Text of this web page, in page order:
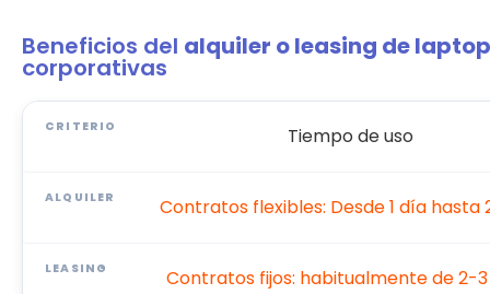
Beneficios del alquiler o leasing de
corporativas
Tiempo de uso
Contratos flexibles: Desde 1 día hasta
Contratos fijos: habitualmente de 2-